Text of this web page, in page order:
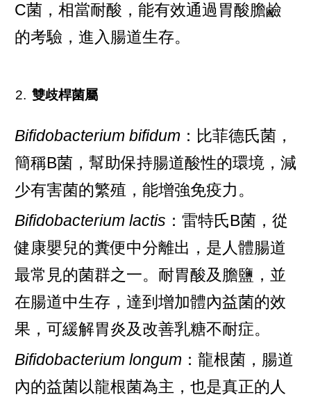
C菌，相當耐酸，能有效通過胃酸膽鹼
的考驗，進入腸道生存。
雙歧桿菌屬
Bifidobacterium bifidum ：比菲德氏菌，
簡稱B菌，幫助保持腸道酸性的環境，減
少有害菌的繁殖，能增強免疫力。
Bifidobacterium lactis ：雷特氏B菌，從
健康嬰兒的糞便中分離出，是人體腸道
最常見的菌群之一。耐胃酸及膽鹽，並
在腸道中生存，達到增加體內益菌的效
果，可緩解胃炎及改善乳糖不耐症。
Bifidobacterium longum ：龍根菌，腸道
內的益菌以龍根菌為主，也是真正的人